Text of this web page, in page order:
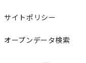
サイトポリシー
オープンデータ検索